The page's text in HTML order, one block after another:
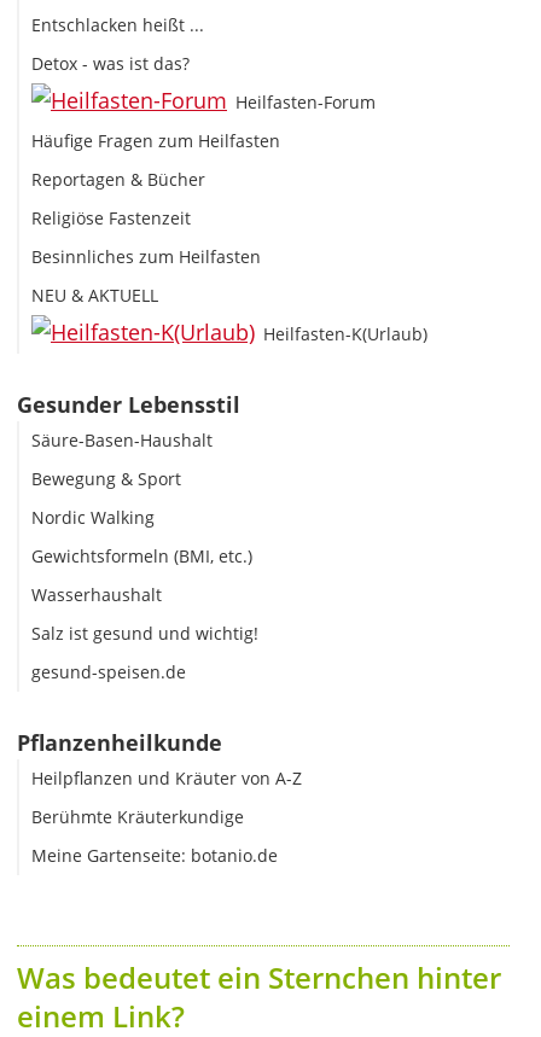
Entschlacken heißt ...
Detox - was ist das?
Heilfasten-Forum
Häufige Fragen zum Heilfasten
Reportagen & Bücher
Religiöse Fastenzeit
Besinnliches zum Heilfasten
NEU & AKTUELL
Heilfasten-K(Urlaub)
Gesunder Lebensstil
Säure-Basen-Haushalt
Bewegung & Sport
Nordic Walking
Gewichtsformeln (BMI, etc.)
Wasserhaushalt
Salz ist gesund und wichtig!
gesund-speisen.de
Pflanzenheilkunde
Heilpflanzen und Kräuter von A-Z
Berühmte Kräuterkundige
Meine Gartenseite: botanio.de
Was bedeutet ein Sternchen hinter
einem Link?